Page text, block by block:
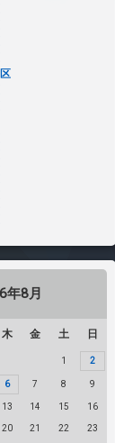
年8月
木 金 土 日
1 2
6 7 8 9
13 14 15 16
20 21 22 23